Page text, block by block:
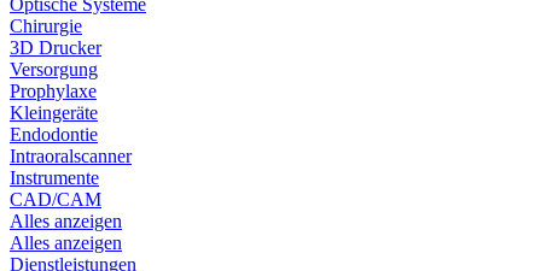
Optische Systeme
Chirurgie
3D Drucker
Versorgung
Prophylaxe
Kleingeräte
Endodontie
Intraoralscanner
Instrumente
CAD/CAM
Alles anzeigen
Alles anzeigen
Dienstleistungen